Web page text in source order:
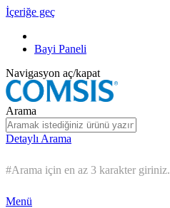
İçeriğe geç
Bayi Paneli
Navigasyon aç/kapat
Arama
Detaylı Arama
#Arama için en az 3 karakter giriniz.
Menü